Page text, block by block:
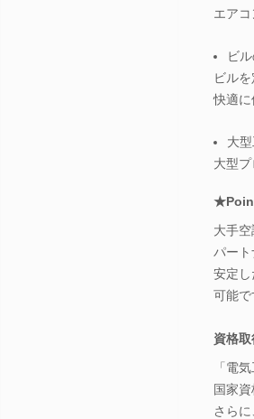
エアコ
ビ
ビル
快適に
大
大型
大手
パート
安定
可能
資格
「電
国家
さら